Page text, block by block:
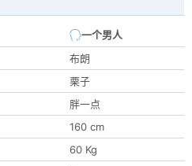
一个男人
布朗
栗子
胖一点
160 cm
60 Kg